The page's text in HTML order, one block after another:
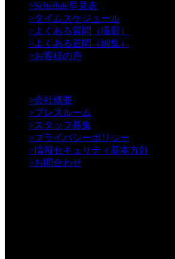
>Schedule早見表
>タイムスケジュール
>よくある質問（撮影）
>よくある質問（編集）
>お客様の声
>会社概要
>プレスルーム
>スタッフ募集
>プライバシーポリシー
>情報セキュリティ基本方針
>お問合わせ